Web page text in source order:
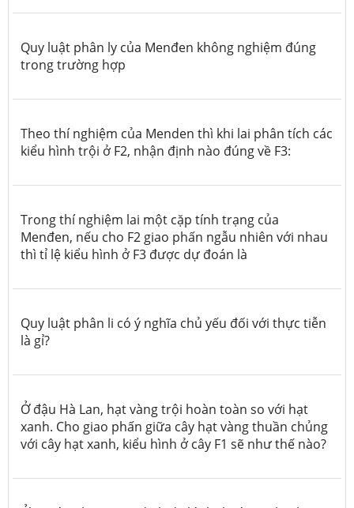
Quy luật phân ly của Menđen không nghiệm đúng
trong trường hợp
Theo thí nghiệm của Menden thì khi lai phân tích các
kiểu hình trội ở F2, nhận định nào đúng về F3:
Trong thí nghiệm lai một cặp tính trạng của
Menđen, nếu cho F2 giao phấn ngẫu nhiên với nhau
thì tỉ lệ kiểu hình ở F3 được dự đoán là
Quy luật phân li có ý nghĩa chủ yếu đối với thực tiễn
là gỉ?
Ở đậu Hà Lan, hạt vàng trội hoàn toàn so với hạt
xanh. Cho giao phấn giữa cây hạt vàng thuần chủng
với cây hạt xanh, kiểu hình ở cây F1 sẽ như thế nào?